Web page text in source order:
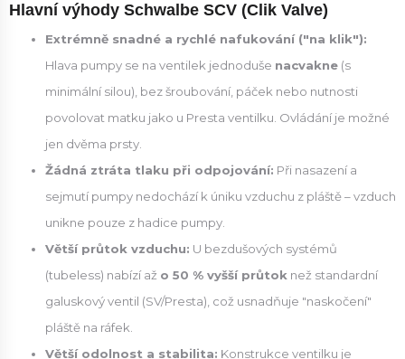
Hlavní výhody Schwalbe SCV (Clik Valve)
Extrémně snadné a rychlé nafukování ("na klik"):
Hlava pumpy se na ventilek jednoduše nacvakne (s
minimální silou), bez šroubování, páček nebo nutnosti
povolovat matku jako u Presta ventilku. Ovládání je možné
jen dvěma prsty.
Žádná ztráta tlaku při odpojování: Při nasazení a
sejmutí pumpy nedochází k úniku vzduchu z pláště – vzduch
unikne pouze z hadice pumpy.
Větší průtok vzduchu: U bezdušových systémů
(tubeless) nabízí až o 50 % vyšší průtok než standardní
galuskový ventil (SV/Presta), což usnadňuje "naskočení"
pláště na ráfek.
Větší odolnost a stabilita: Konstrukce ventilku je